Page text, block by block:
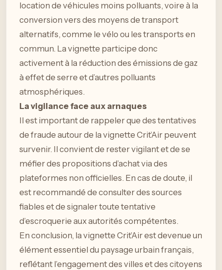
location de véhicules moins polluants, voire à la
conversion vers des moyens de transport
alternatifs, comme le vélo ou les transports en
commun. La vignette participe donc
activement à la réduction des émissions de gaz
à effet de serre et d’autres polluants
atmosphériques.
La vigilance face aux arnaques
Il est important de rappeler que des tentatives
de fraude autour de la vignette Crit’Air peuvent
survenir. Il convient de rester vigilant et de se
méfier des propositions d’achat via des
plateformes non officielles. En cas de doute, il
est recommandé de consulter des sources
fiables et de signaler toute tentative
d’escroquerie aux autorités compétentes.
En conclusion, la vignette Crit’Air est devenue un
élément essentiel du paysage urbain français,
reflétant l’engagement des villes et des citoyens